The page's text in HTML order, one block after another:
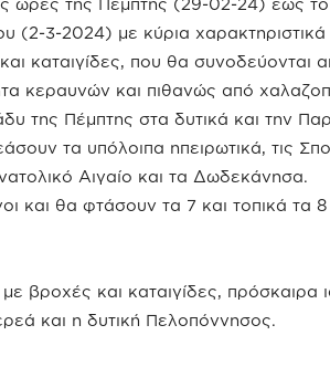
ώρες της Πέμπτης (29-02-24) έως το
(2-3-2024) με κύρια χαρακτηριστικά
καταιγίδες, που θα συνοδεύονται
κεραυνών και πιθανώς από
της Πέμπτης στα δυτικά και την
τα υπόλοιπα ηπειρωτικά, τις
Αιγαίο και τα Δωδεκάνησα.
και θα φτάσουν τα 7 και τοπικά τα
βροχές και καταιγίδες, πρόσκαιρα
και η δυτική Πελοπόννησος.